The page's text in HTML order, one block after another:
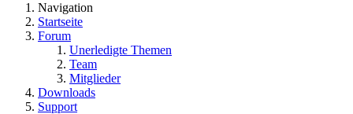
Navigation
Startseite
Forum
Unerledigte Themen
Team
Mitglieder
Downloads
Support